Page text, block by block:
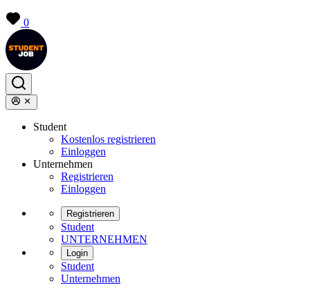
0
Student
Kostenlos registrieren
Einloggen
Unternehmen
Registrieren
Einloggen
Registrieren
Student
UNTERNEHMEN
Login
Student
Unternehmen